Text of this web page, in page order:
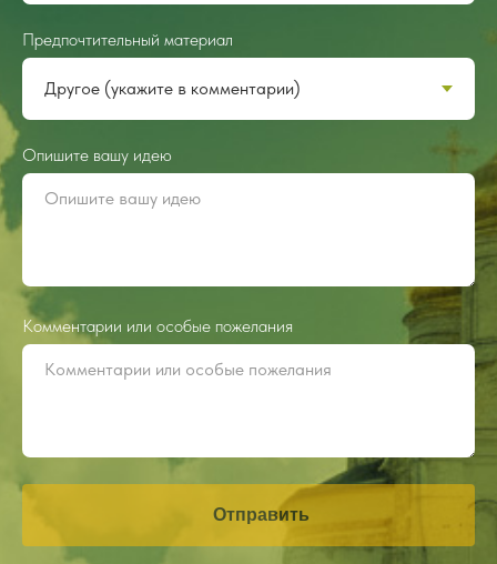
Предпочтительный материал
Опишите вашу идею
Комментарии или особые пожелания
Отправить